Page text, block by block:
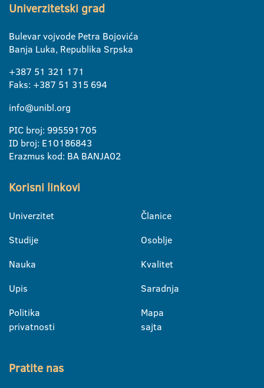
Univerzitetski grad
Bulevar vojvode Petra Bojovića
Banja Luka, Republika Srpska
+387 51 321 171
Faks: +387 51 315 694
info@unibl.org
PIC broj: 995591705
ID broj: E10186843
Erazmus kod: BA BANJA02
Korisni linkovi
Univerzitet
Studije
Nauka
Upis
Politika
privatnosti
Članice
Osoblje
Kvalitet
Saradnja
Mapa
sajta
Pratite nas